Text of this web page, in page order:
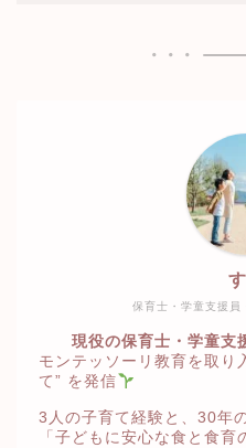
保育士・学童支援員
現役の保育士・学童支
モンテッソーリ教育を取り
て” を発信
3人の子育て経験と、30年
「子どもに安心な食と食